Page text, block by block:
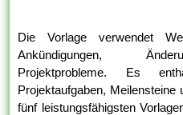
Die Vorlage verwendet
Ankündigungen,
Projektprobleme. Es
Projektaufgaben,
fünf leistungsfähigsten